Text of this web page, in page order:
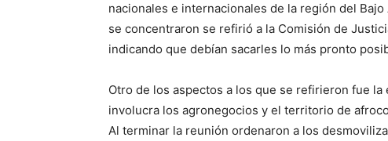
nacionales e internacionales de la región del
se concentraron se refirió a la Comisión de
indicando que debían sacarles lo más pronto
Otro de los aspectos a los que se refirieron fue
involucra los agronegocios y el territorio de
Al terminar la reunión ordenaron a los